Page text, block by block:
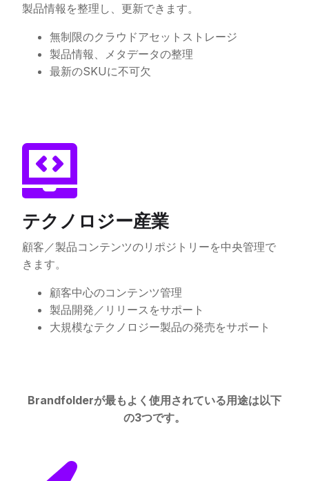
製品情報を整理し、更新できます。
無制限のクラウドアセットストレージ
製品情報、メタデータの整理
最新のSKUに不可欠
テクノロジー産業
顧客／製品コンテンツのリポジトリーを中央管理で
きます。
顧客中心のコンテンツ管理
製品開発／リリースをサポート
大規模なテクノロジー製品の発売をサポート
Brandfolderが最もよく使用されている用途は以下
の3つです。